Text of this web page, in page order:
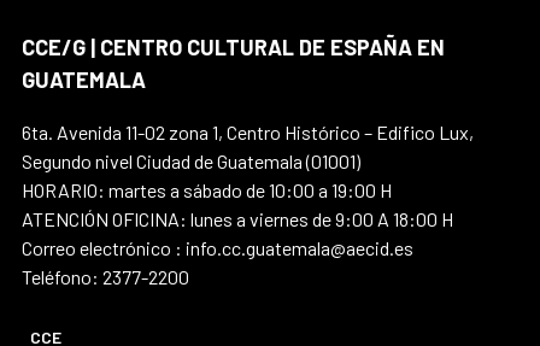
CCE/G | CENTRO CULTURAL DE ESPAÑA EN
GUATEMALA
6ta. Avenida 11-02 zona 1, Centro Histórico – Edifico Lux,
Segundo nivel Ciudad de Guatemala (01001)
HORARIO: martes a sábado de 10:00 a 19:00 H
ATENCIÓN OFICINA: lunes a viernes de 9:00 A 18:00 H
Correo electrónico : info.cc.guatemala@aecid.es
Teléfono: 2377-2200
CCE